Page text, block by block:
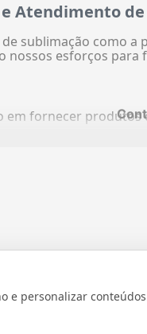
e personalizar
Atendimento de
sublimação
nossos esforços
fornecer